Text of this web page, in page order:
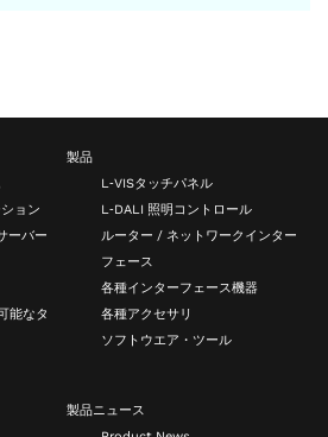
ョン
ーバー
能なタ
製品
L‑VISタッチパネル
L‑DALI 照明コントロール
ルーター / ネットワークインター
フェース
各種インターフェース機器
各種アクセサリ
ソフトウエア・ツール
製品ニュース